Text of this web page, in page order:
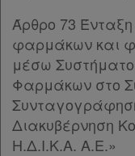
Άρθρο 73
φαρμάκων και
μέσω
Φαρμάκων στο
Διακυβέρνηση
Η.Δ.Ι.Κ.Α. Α.Ε.»